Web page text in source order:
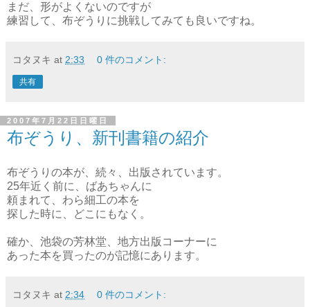
まだ、形がよくないのですが
練習して、布ぞうりに挑戦してみても良いですね。
コタヌキ at 2:33 0 件のコメント:
共有
2007年7月22日日曜日
布ぞうり、新刊書籍の紹介
布ぞうりの本が、続々、出版されています。
25年近く前に、ばあちゃんに
頼まれて、わら細工の本を
探した時に、どこにもなく。
確か、池袋の芳林堂、地方出版コーナーに
あった本を買ったのが記憶にあります。
コタヌキ at 2:34 0 件のコメント: